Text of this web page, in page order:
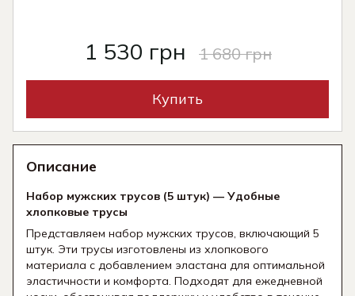
1 530 грн 1 680 грн
Купить
Описание
Набор мужских трусов (5 штук) — Удобные
хлопковые трусы
Представляем набор мужских трусов, включающий 5
штук. Эти трусы изготовлены из хлопкового
материала с добавлением эластана для оптимальной
эластичности и комфорта. Подходят для ежедневной